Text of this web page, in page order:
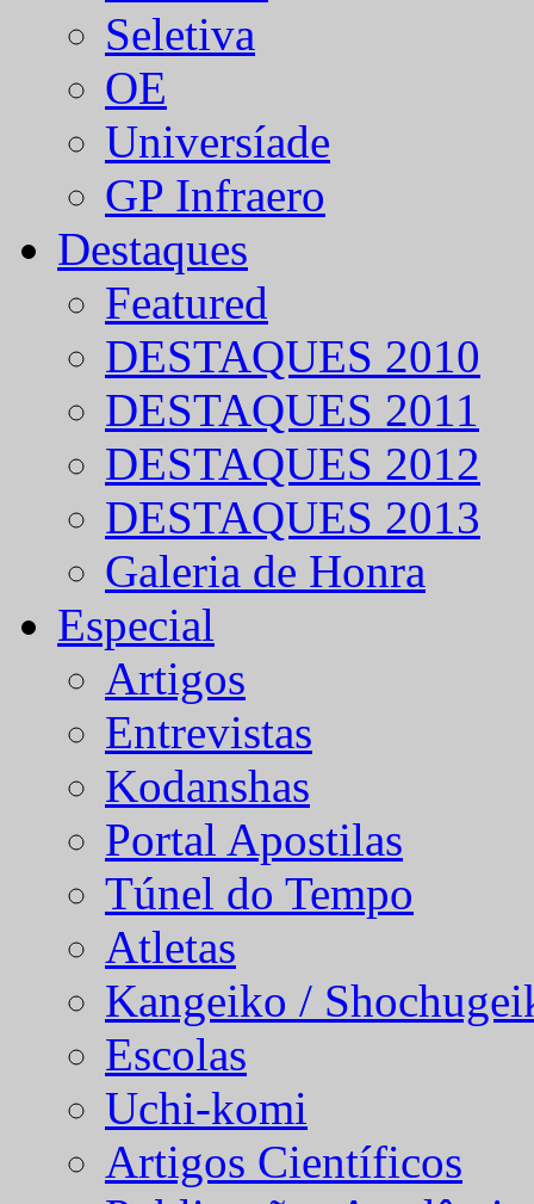
Seletiva
OE
Universíade
GP Infraero
Destaques
Featured
DESTAQUES 2010
DESTAQUES 2011
DESTAQUES 2012
DESTAQUES 2013
Galeria de Honra
Especial
Artigos
Entrevistas
Kodanshas
Portal Apostilas
Túnel do Tempo
Atletas
Kangeiko /
Escolas
Uchi-komi
Artigos Científicos